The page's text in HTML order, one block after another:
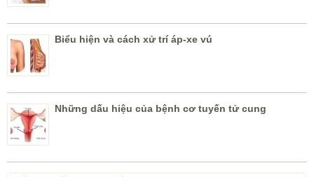
Biểu hiện và cách xử trí áp-xe vú
Những dấu hiệu của bệnh cơ tuyến tử cung